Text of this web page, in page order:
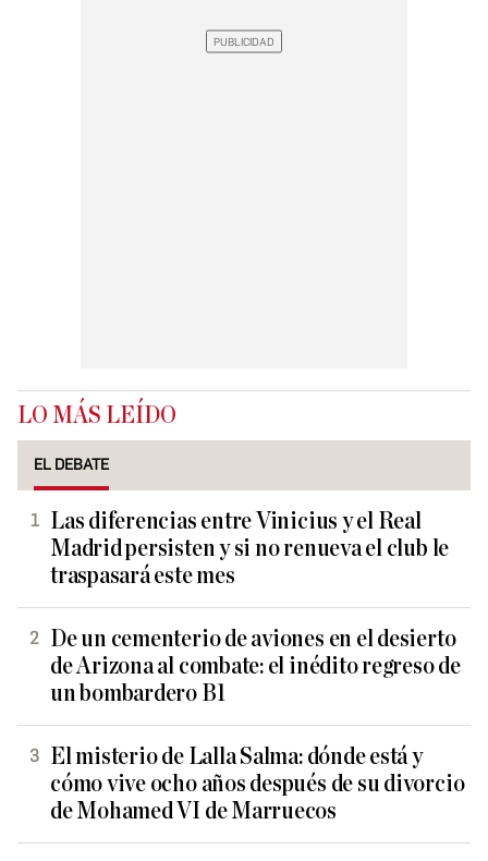
LO MÁS LEÍDO
EL DEBATE
Las diferencias entre Vinicius y el Real
Madrid persisten y si no renueva el club le
traspasará este mes
De un cementerio de aviones en el desierto
de Arizona al combate: el inédito regreso de
un bombardero B1
El misterio de Lalla Salma: dónde está y
cómo vive ocho años después de su divorcio
de Mohamed VI de Marruecos